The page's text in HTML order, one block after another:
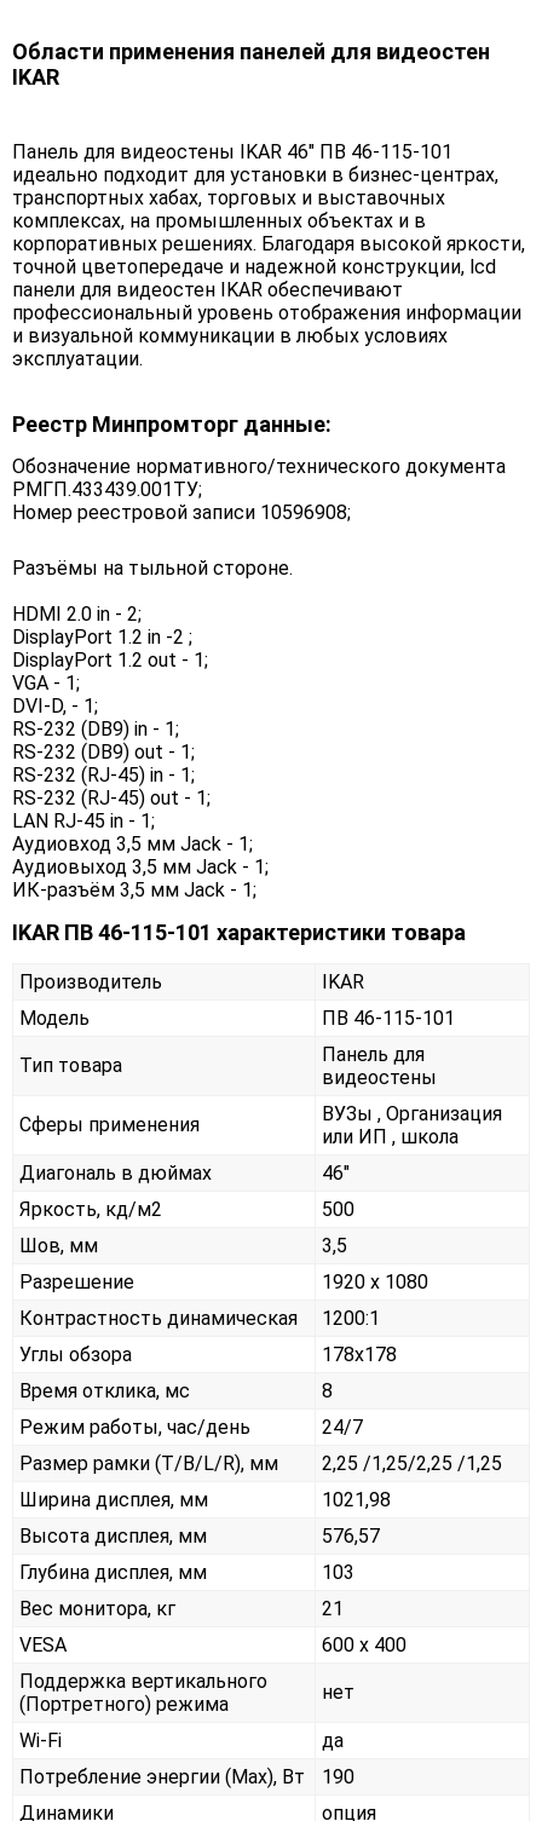
Области применения панелей для видеостен
IKAR
Панель для видеостены IKAR 46" ПВ 46-115-101
идеально подходит для установки в бизнес-центрах,
транспортных хабах, торговых и выставочных
комплексах, на промышленных объектах и в
корпоративных решениях. Благодаря высокой яркости,
точной цветопередаче и надежной конструкции, lcd
панели для видеостен IKAR обеспечивают
профессиональный уровень отображения информации
и визуальной коммуникации в любых условиях
эксплуатации.
Реестр Минпромторг данные:
Обозначение нормативного/технического документа
РМГП.433439.001ТУ;
Номер реестровой записи 10596908;
Разъёмы на тыльной стороне.
HDMI 2.0 in - 2;
DisplayPort 1.2 in -2 ;
DisplayPort 1.2 out - 1;
VGA - 1;
DVI-D, - 1;
RS-232 (DB9) in - 1;
RS-232 (DB9) out - 1;
RS-232 (RJ-45) in - 1;
RS-232 (RJ-45) out - 1;
LAN RJ-45 in - 1;
Аудиовход 3,5 мм Jack - 1;
Аудиовыход 3,5 мм Jack - 1;
ИК-разъём 3,5 мм Jack - 1;
IKAR ПВ 46-115-101 характеристики товара
Производитель
IKAR
Модель
ПВ 46-115-101
Тип товара
Панель для
видеостены
Сферы применения
ВУЗы , Организация
или ИП , школа
Диагональ в дюймах
46"
Яркость, кд/м2
500
Шов, мм
3,5
Разрешение
1920 x 1080
Контрастность динамическая
1200:1
Углы обзора
178x178
Время отклика, мс
8
Режим работы, час/день
24/7
Размер рамки (T/B/L/R), мм
2,25 /1,25/2,25 /1,25
Ширина дисплея, мм
1021,98
Высота дисплея, мм
576,57
Глубина дисплея, мм
103
Вес монитора, кг
21
VESA
600 x 400
Поддержка вертикального
(Портретного) режима
нет
Wi-Fi
да
Потребление энергии (Max), Вт
190
Динамики
опция